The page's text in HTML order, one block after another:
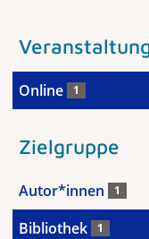
Online 1
Zielgruppe
Autor*innen 1
Bibliothek 1